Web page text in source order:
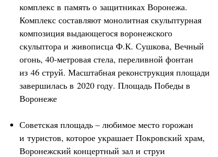
комплекс в память о защитниках Воронежа.
Комплекс составляют монолитная скульптурная
композиция выдающегося воронежского
скульптора и живописца Ф.К. Сушкова, Вечный
огонь, 40-метровая стела, переливной фонтан
из 46 струй. Масштабная реконструкция площади
завершилась в 2020 году. Площадь Победы в
Воронеже
Советская площадь – любимое место горожан
и туристов, которое украшает Покровский храм,
Воронежский концертный зал и струи